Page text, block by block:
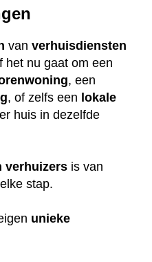
van verhuisdiensten
het nu gaat om een
, een
, of zelfs een lokale
huis in dezelfde
verhuizers is van
stap.
unieke